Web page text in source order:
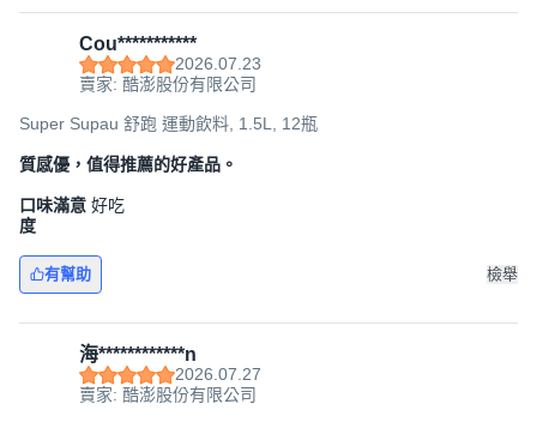
Cou***********
2026.07.23
賣家: 酷澎股份有限公司
Super Supau 舒跑 運動飲料, 1.5L, 12瓶
質感優，值得推薦的好產品。
口味滿意
度
好吃
有幫助 檢舉
海************n
2026.07.27
賣家: 酷澎股份有限公司